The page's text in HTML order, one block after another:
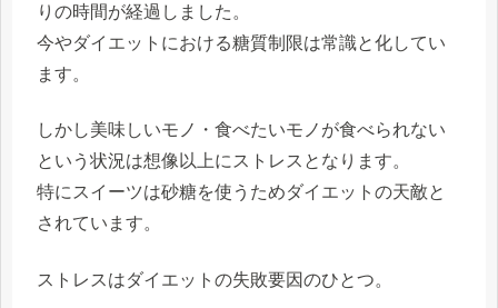
りの時間が経過しました。
今やダイエットにおける糖質制限は常識と化してい
ます。
しかし美味しいモノ・食べたいモノが食べられない
という状況は想像以上にストレスとなります。
特にスイーツは砂糖を使うためダイエットの天敵と
されています。
ストレスはダイエットの失敗要因のひとつ。